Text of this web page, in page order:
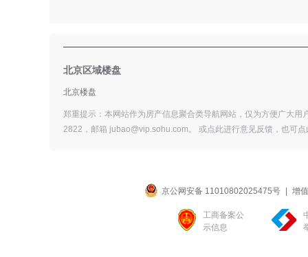
北京区域楼盘
北京楼盘
郑重提示：本网站作为房产信息聚合类导航网站，仅为方便广大
2822，邮箱 jubao@vip.sohu.com。 或点此进行意见反馈， 也可点
京公网安备 11010802025475号 增
工商备案公
示信息